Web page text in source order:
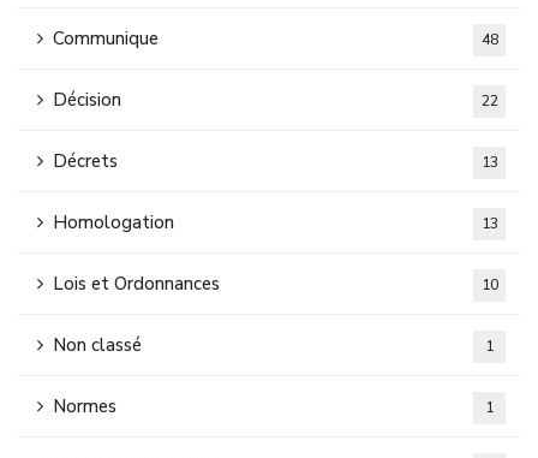
Communique 48
Décision 22
Décrets 13
Homologation 13
Lois et Ordonnances 10
Non classé 1
Normes 1